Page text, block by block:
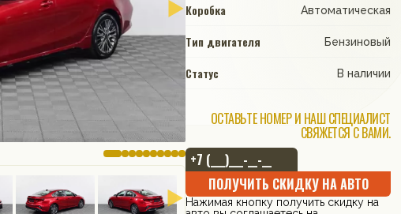
Коробка Автоматическая
Тип двигателя Бензиновый
Статус В наличии
ОСТАВЬТЕ НОМЕР И НАШ СПЕЦИАЛИСТ
СВЯЖЕТСЯ С ВАМИ.
ПОЛУЧИТЬ СКИДКУ НА АВТО
Нажимая кнопку получить скидку на